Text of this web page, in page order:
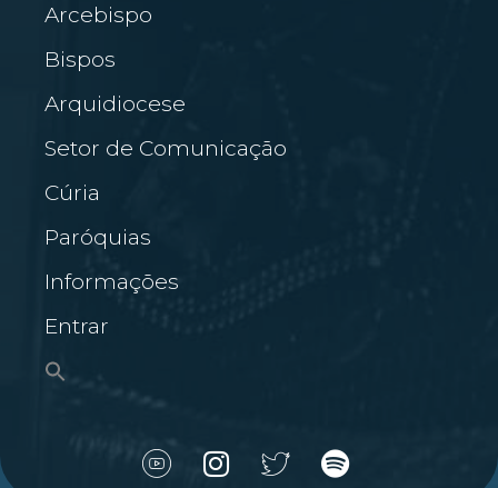
Arcebispo
Bispos
Arquidiocese
Setor de Comunicação
Cúria
Paróquias
Informações
Entrar